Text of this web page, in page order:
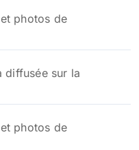
photos de
diffusée sur la
photos de